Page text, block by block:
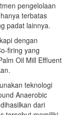
pengelolaan
terbatas
padat lainnya.
dengan
firing yang
Oil Mill Effluent
teknologi
Anaerobic
dari